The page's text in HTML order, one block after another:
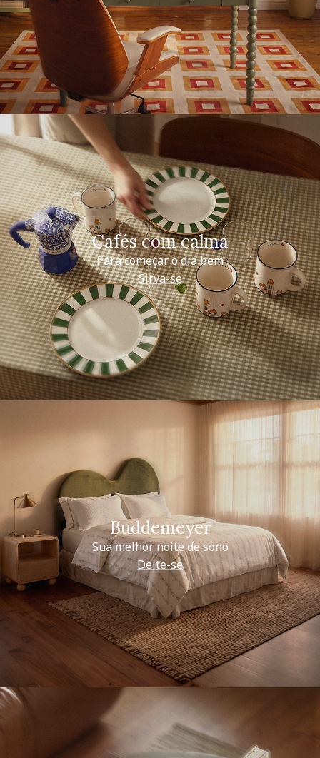
Cafés com calma
Para começar o dia bem
Sirva-se
Buddemeyer
Sua melhor noite de sono
Deite-se